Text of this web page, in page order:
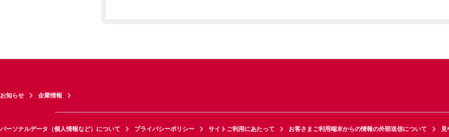
お知らせ 企業情報
パーソナルデータ（個人情報など）について プライバシーポリシー サイトご利用にあたって お客さまご利用端末からの情報の外部送信について 見